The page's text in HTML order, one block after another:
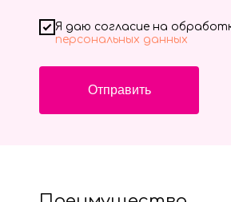
Я даю согласие на
персональных данных
Отправить